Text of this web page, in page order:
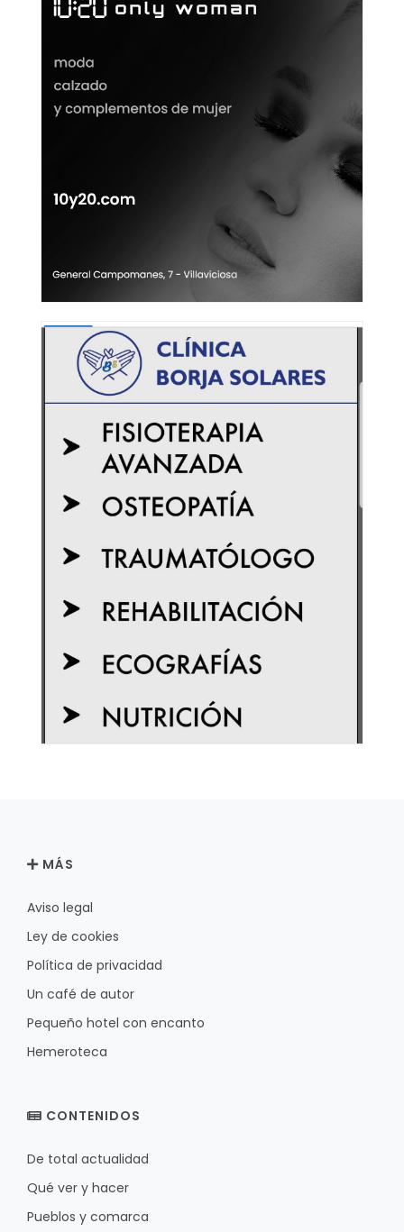
MÁS
Aviso legal
Ley de cookies
Política de privacidad
Un café de autor
Pequeño hotel con encanto
Hemeroteca
CONTENIDOS
De total actualidad
Qué ver y hacer
Pueblos y comarca